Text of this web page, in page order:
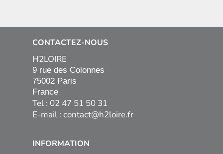
CONTACTEZ-NOUS
H2LOIRE
9 rue des Colonnes
75002 Paris
France
Tel : 02 47 51 50 31
E-mail : contact@h2loire.fr
INFORMATION